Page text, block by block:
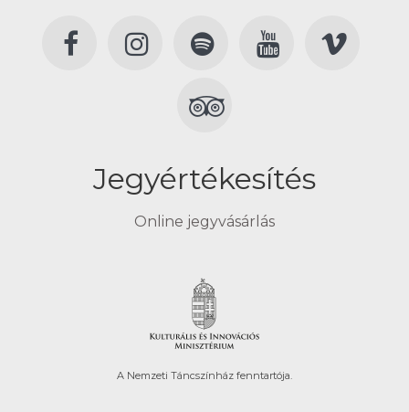
Jegyértékesítés
Online jegyvásárlás
A Nemzeti Táncszínház fenntartója.